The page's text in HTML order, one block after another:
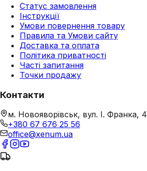
Статус замовлення
Інструкції
Умови повернення товару
Правила та Умови сайту
Доставка та оплата
Політика приватності
Часті запитання
Точки продажу
Контакти
м. Новояворівськ, вул. І. Франка, 4
+380 67 676 25 56
office@xenum.ua